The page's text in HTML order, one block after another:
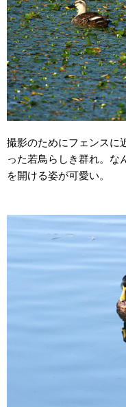
撮影のためにフェンスに
った若鳥らしき群れ。な
を開ける姿が可愛い。